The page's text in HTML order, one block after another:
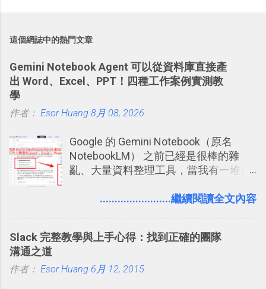
這個網誌中的熱門文章
Gemini Notebook Agent 可以從資料庫直接產
出 Word、Excel、PPT！四種工作案例實測教
學
作者： Esor Huang 8月 08, 2026
Google 的 Gemini Notebook（原名
NotebookLM） 之前已經是很棒的雜
亂、大量資料整理工具，當我有一堆需
量格式不一的混亂工作文件需要彙整，
Codex 這樣的 AI 工作作進階處理。
........................繼續閱讀全文內容
Slack 完整教學與上手心得：找到正確的團隊
溝通之道
作者： Esor Huang 6月 12, 2015